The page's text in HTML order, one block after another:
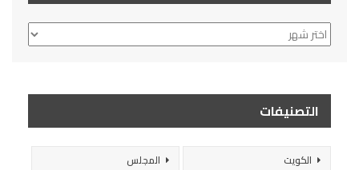
الأرشيف
التصنيفات
الكويت
المجلس